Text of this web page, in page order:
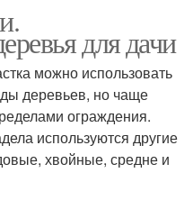
для дачи
можно использовать
деревьев, но чаще
ограждения.
используются другие
хвойные, средне и